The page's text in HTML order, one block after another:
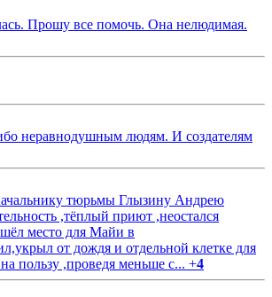
Прошу все помочь. Она нелюдимая.
неравнодушным людям. И создателям
тюрьмы Глызину Андрею
,тёплый приют ,неостался
место для Майи в
от дождя и отдельной клетке для
пользу ,проведя меньше с... +4